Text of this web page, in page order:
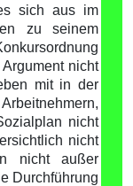
sich aus im
zu seinem
nicht
mit in der
nicht
nicht
nicht außer
Durchführung